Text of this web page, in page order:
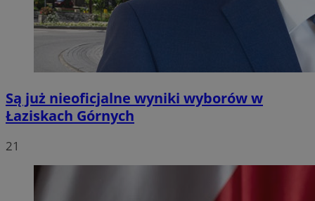
Są już nieoficjalne wyniki wyborów w
Łaziskach Górnych
21